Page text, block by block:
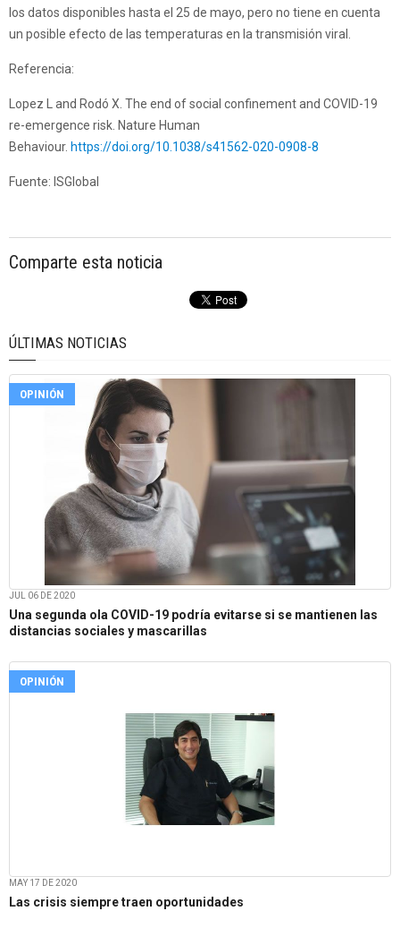
los datos disponibles hasta el 25 de mayo, pero no tiene en cuenta
un posible efecto de las temperaturas en la transmisión viral.
Referencia:
Lopez L and Rodó X. The end of social confinement and COVID-19
re-emergence risk. Nature Human
Behaviour. https://doi.org/10.1038/s41562-020-0908-8
Fuente: ISGlobal
Comparte esta noticia
ÚLTIMAS NOTICIAS
OPINIÓN
JUL 06 DE 2020
Una segunda ola COVID-19 podría evitarse si se mantienen las
distancias sociales y mascarillas
OPINIÓN
MAY 17 DE 2020
Las crisis siempre traen oportunidades